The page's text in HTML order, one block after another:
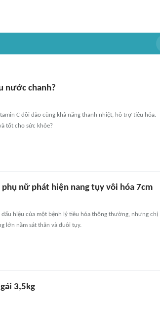
nước chanh?
C dồi dào cùng khả năng thanh nhiệt, hỗ trợ tiêu hóa.
tốt cho sức khỏe?
nữ phát hiện nang tụy vôi hóa 7cm
hiệu của một bệnh lý tiêu hóa thông thường, nhưng chị
lớn nằm sát thân và đuôi tụy.
3,5kg